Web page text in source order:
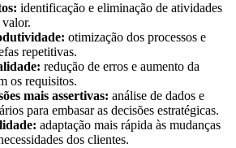
identificação e eliminação de atividades
otimização dos processos e
repetitivas.
redução de erros e aumento da
os requisitos.
mais assertivas: análise de dados e
para embasar as decisões estratégicas.
adaptação mais rápida às mudanças
dos clientes.